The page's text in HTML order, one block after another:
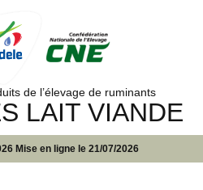
de l’élevage de ruminants
LAIT VIANDE
Mise en ligne le 21/07/2026